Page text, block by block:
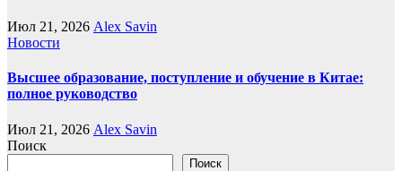
Июл 21, 2026 Alex Savin
Новости
Высшее образование, поступление и обучение в Китае:
полное руководство
Июл 21, 2026 Alex Savin
Поиск
Поиск